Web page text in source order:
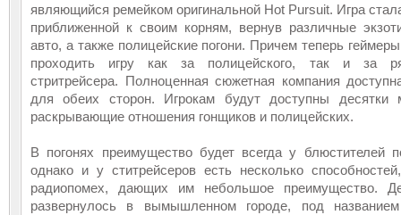
являющийся ремейком оригинальной Hot Pursuit. Игра
приближенной к своим корням, вернув различные
авто, а также полицейские погони. Причем теперь
проходить игру как за полицейского, так и за
стритрейсера. Полноценная сюжетная компания
для обеих сторон. Игрокам будут доступны десятки
раскрывающие отношения гонщиков и полицейских.
В погонях преимущество будет всегда у блюстителей
однако и у ститрейсеров есть несколько
радиопомех, дающих им небольшое преимущество.
развернулось в вымышленном городе, под